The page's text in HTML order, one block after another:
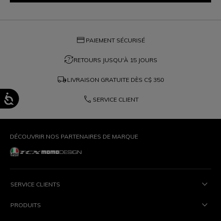
credit_card PAIEMENT SÉCURISÉ
question_exchangeRETOURS JUSQU'À 15 JOURS
local_shipping LIVRAISON GRATUITE DÈS C$ 350
phone SERVICE CLIENT
DÉCOUVRIR NOS PARTENAIRES DE MARQUE
SERVICE CLIENTS
PRODUITS